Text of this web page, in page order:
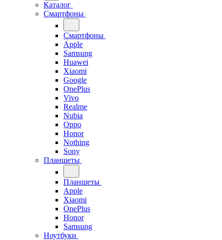
Каталог
Смартфоны
Смартфоны
Apple
Samsung
Huawei
Xiaomi
Google
OnePlus
Vivo
Realme
Nubia
Oppo
Honor
Nothing
Sony
Планшеты
Планшеты
Apple
Xiaomi
OnePlus
Honor
Samsung
Ноутбуки